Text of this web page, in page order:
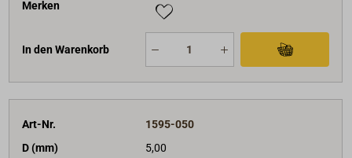
Merken
In den Warenkorb
Art-Nr.
1595-050
D (mm)
5,00